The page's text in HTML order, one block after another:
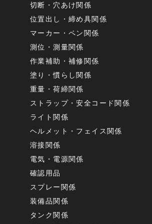
切断・穴あけ関係
位置出し・締め具関係
マーカー・ペン関係
測位・測量関係
作業補助・補修関係
塗り・慣らし関係
重量・荷締関係
ストラップ・安全コード関係
ライト関係
ヘルメット・フェイス関係
溶接関係
電気・電源関係
確認用品
スプレー関係
装備品関係
タンク関係